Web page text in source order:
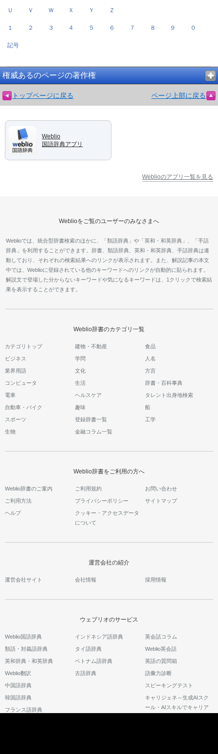
Ｕ Ｖ Ｗ Ｘ Ｙ Ｚ
１ ２ ３ ４ ５ ６ ７ ８ ９ ０
記号
権威あるのページの著作権
トップページに戻る ページ上部に戻る
Weblio
国語辞典アプリ
Weblioのアプリ一覧を見る
Weblioをご覧のユーザーのみなさまへ
Weblioでは、統合型辞書検索のほかに、「類語辞典」や「英和・和英辞典」、「手話
辞典」を利用することができます。辞書、類語辞典、英和・和英辞典、手話辞典は連
動しており、それぞれの検索結果へのリンクが表示されます。また、解説記事の本文
中では、Weblioに登録されている他のキーワードへのリンクが自動的に貼られます。
解説文で登場した分からないキーワードや気になるキーワードは、1クリックで検索結
果を表示することができます。
Weblio辞書のカテゴリ一覧
カテゴリトップ 建物・不動産 食品
ビジネス 学問 人名
業界用語 文化 方言
コンピュータ 生活 辞書・百科事典
電車 ヘルスケア タレント出身地検索
自動車・バイク 趣味 船
スポーツ 登録辞書一覧 工学
生物 金融コラム一覧
Weblio辞書をご利用の方へ
Weblio辞書のご案内 ご利用規約 お問い合わせ
ご利用方法 プライバシーポリシー サイトマップ
ヘルプ
クッキー・アクセスデータ
について
運営会社の紹介
運営会社サイト 会社情報 採用情報
ウェブリオのサービス
Weblio国語辞典
類語・対義語辞典
英和辞典・和英辞典
Weblio翻訳
中国語辞典
韓国語辞典
フランス語辞典
インドネシア語辞典
タイ語辞典
ベトナム語辞典
古語辞典
英会話コラム
Weblio英会話
英語の質問箱
語彙力診断
スピーキングテスト
キャリジェネ～生成AIスク
ール・AIスキルでキャリア